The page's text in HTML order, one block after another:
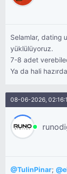
Selamlar, dating
yüklülüyoruz.
7-8 adet
Ya da hali
08-06-2026,
@TulinPinar;@